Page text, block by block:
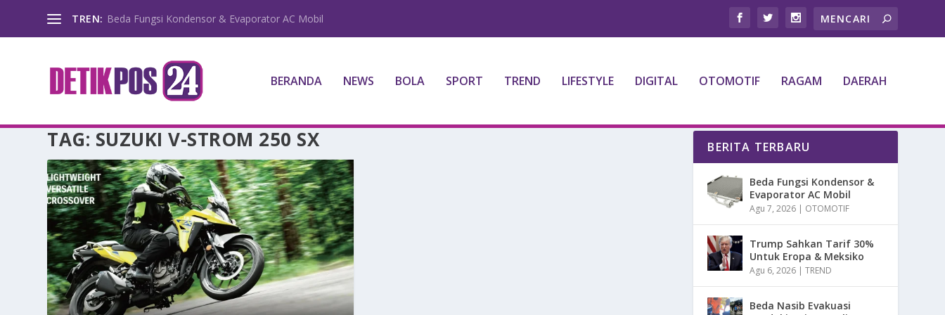
TREN: Beda Fungsi Kondensor & Evaporator AC Mobil
BERANDA NEWS BOLA SPORT TREND LIFESTYLE DIGITAL OTOMOTIF RAGAM DAERAH
TAG: SUZUKI V-STROM 250 SX BERITA TERBARU
Beda Fungsi Kondensor &
Evaporator AC Mobil
Agu 7, 2026 | OTOMOTIF
Trump Sahkan Tarif 30%
Untuk Eropa & Meksiko
Agu 6, 2026 |TREND
Beda Nasib Evakuasi